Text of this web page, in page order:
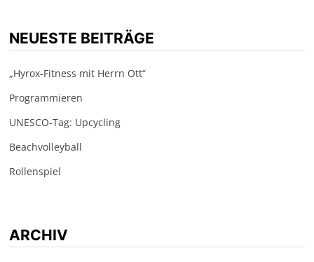
NEUESTE BEITRÄGE
„Hyrox-Fitness mit Herrn Ott“
Programmieren
UNESCO-Tag: Upcycling
Beachvolleyball
Rollenspiel
ARCHIV